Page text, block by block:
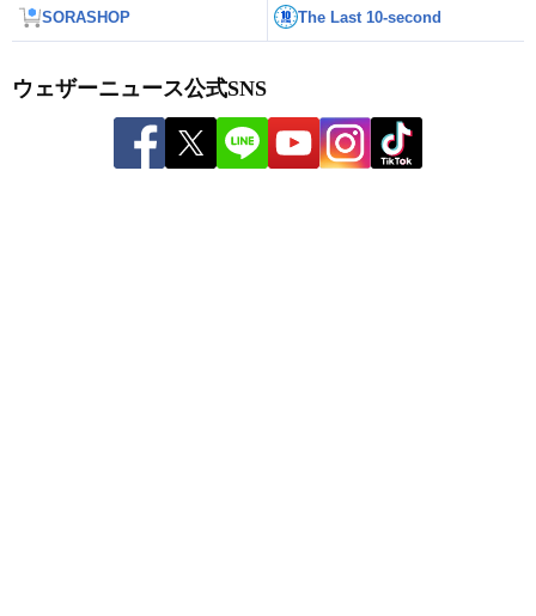
SORASHOP The Last 10-second
ウェザーニュース公式SNS